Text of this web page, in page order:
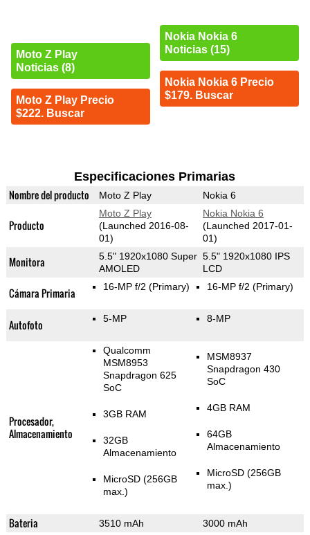
Moto Z Play
Noticias (8)
Moto Z Play Precio
$222. Buscar
Nokia Nokia 6
Noticias (15)
Nokia Nokia 6 Precio
$179. Buscar
Especificaciones Primarias
Nombre del producto Moto Z Play Nokia 6
Producto
Moto Z Play
(Launched 2016-08-
01)
Nokia Nokia 6
(Launched 2017-01-
01)
Monitora
5.5" 1920x1080 Super
AMOLED
5.5" 1920x1080 IPS
LCD
Cámara Primaria 16-MP f/2 (Primary) 16-MP f/2 (Primary)
Autofoto 5-MP 8-MP
Procesador,
Almacenamiento
Qualcomm
MSM8953
Snapdragon 625
SoC
3GB RAM
32GB
Almacenamiento
MicroSD (256GB
max.)
MSM8937
Snapdragon 430
SoC
4GB RAM
64GB
Almacenamiento
MicroSD (256GB
max.)
Bateria 3510 mAh 3000 mAh